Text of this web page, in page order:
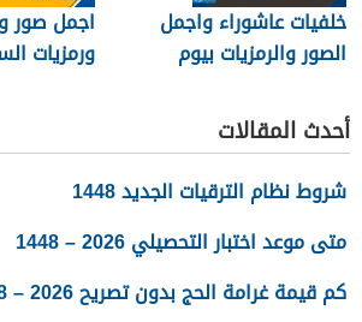
خلفيات عاشوراء واجمل
الصور والرمزيات بيوم
اجمل صور
ورمزيات
أحدث المقالات
شروط نظام الترقيات الجديد 1448
متى موعد اختبار التحصيلي 2026 – 1448
كم قيمة غرامة الحج بدون تصريح 2026 – 1448